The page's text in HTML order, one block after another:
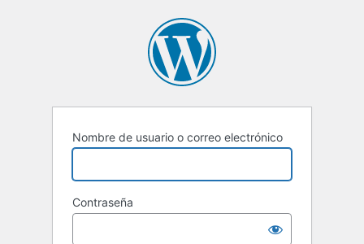
Nombre de usuario o correo electrónico
Contraseña